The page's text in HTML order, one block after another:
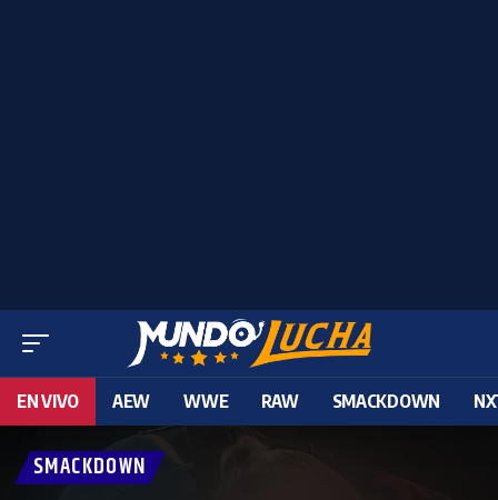
EN VIVO AEW WWE RAW SMACKDOWN
SMACKDOWN